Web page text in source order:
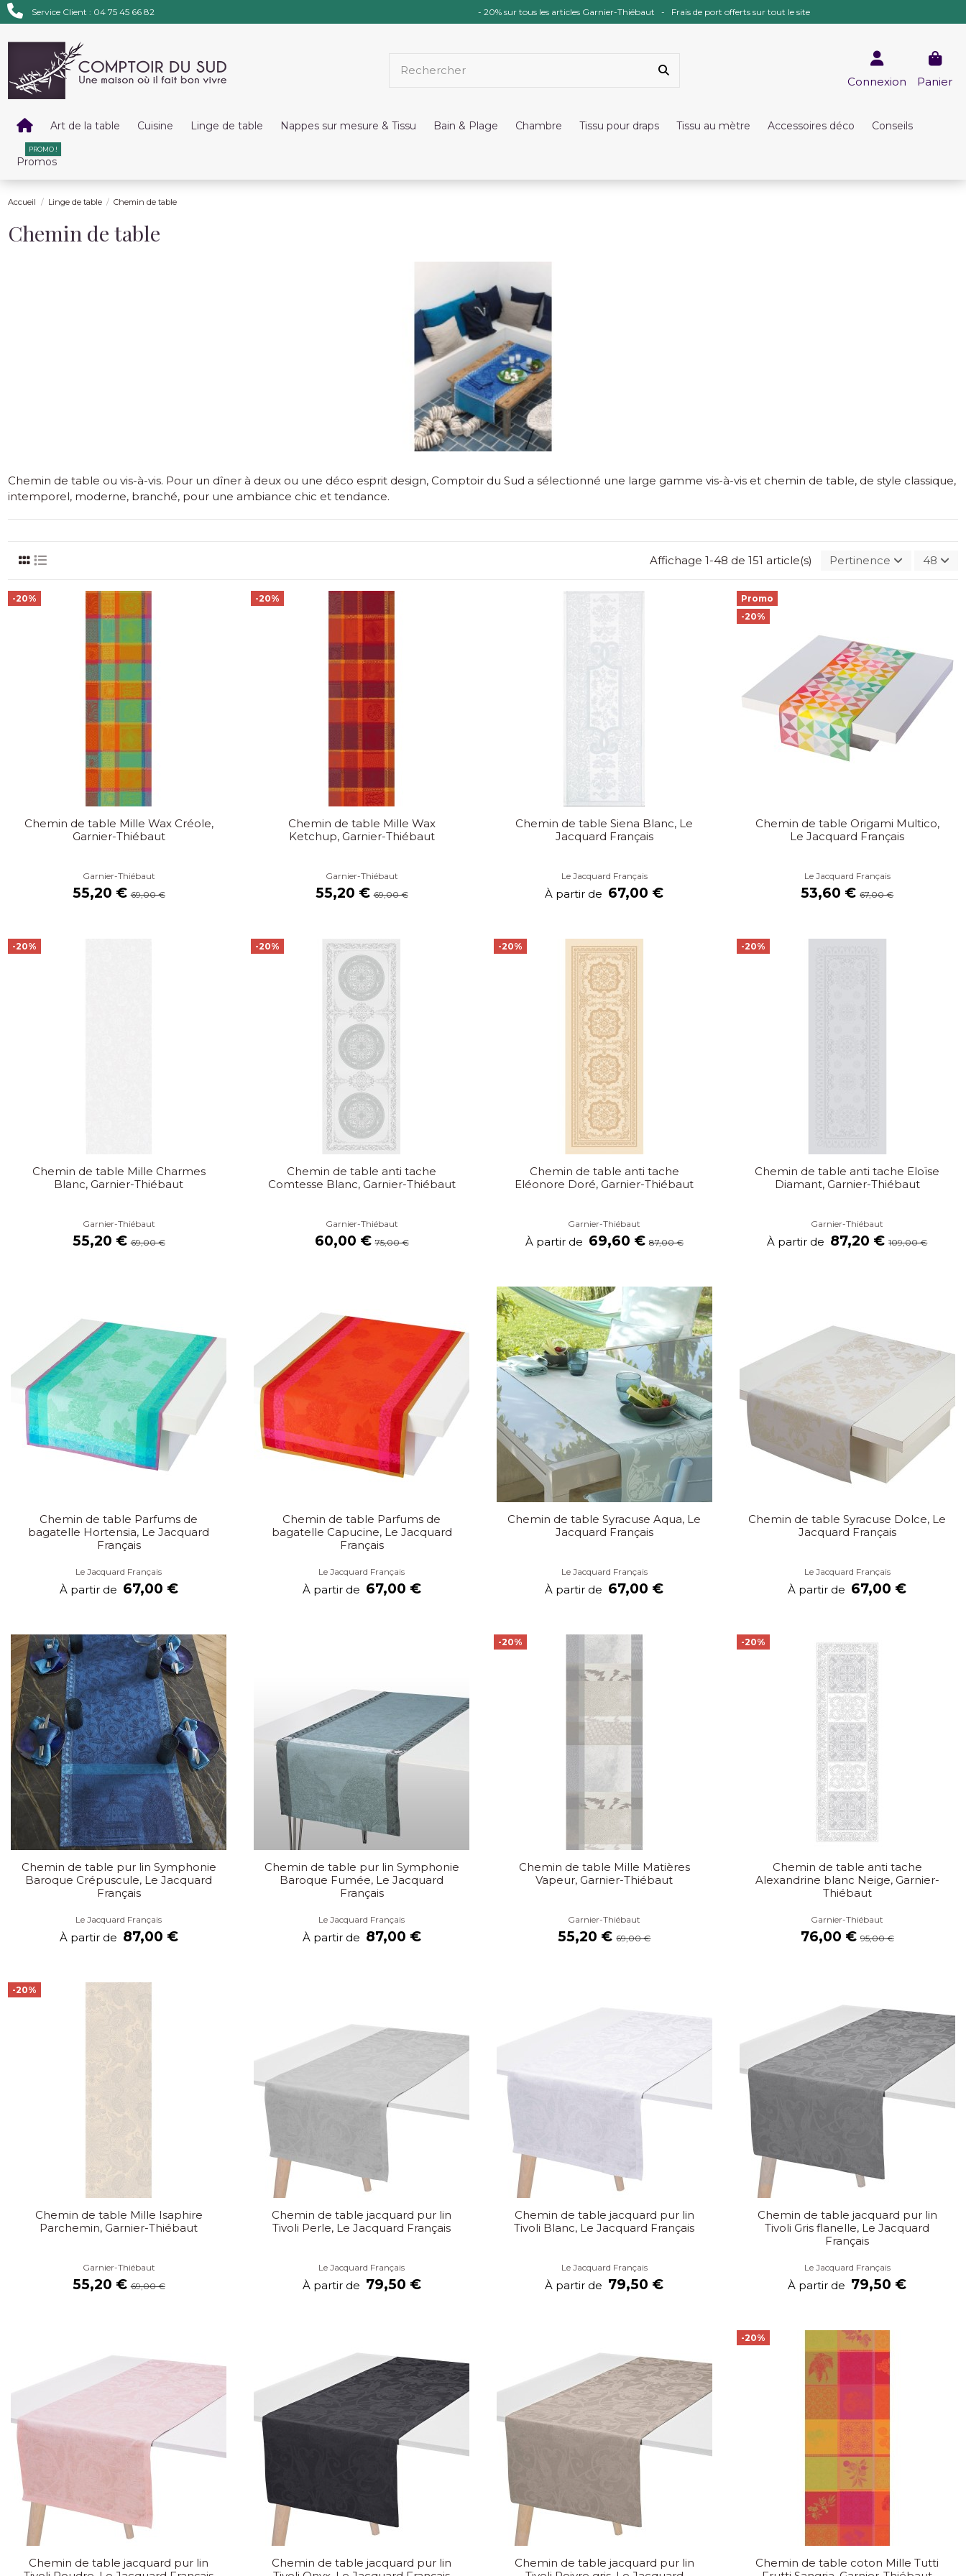
Service Client : 04 75 45 66 82 - 20% sur tous les articles Garnier-Thiébaut - Frais de port offerts sur tout le site
Connexion Panier
Art de la table Cuisine Linge de table Nappes sur mesure & Tissu Bain & Plage Chambre Tissu pour draps Tissu au mètre Accessoires déco Conseils
Promos
PROMO !
Accueil Linge de table Chemin de table
Chemin de table
Chemin de table ou vis-à-vis. Pour un dîner à deux ou une déco esprit design, Comptoir du Sud a sélectionné une large gamme vis-à-vis et chemin de table, de style classique,
intemporel, moderne, branché, pour une ambiance chic et tendance.
Affichage 1-48 de 151 article(s) Pertinence 48
-20%
Chemin de table Mille Wax Créole,
Garnier-Thiébaut
Garnier-Thiébaut
55,20 €69,00 €
-20%
Chemin de table Mille Wax
Ketchup, Garnier-Thiébaut
Garnier-Thiébaut
55,20 €69,00 €
Chemin de table Siena Blanc, Le
Jacquard Français
Le Jacquard Français
À partir de 67,00 €
Promo
-20%
Chemin de table Origami Multico,
Le Jacquard Français
Le Jacquard Français
53,60 €67,00 €
-20%
Chemin de table Mille Charmes
Blanc, Garnier-Thiébaut
Garnier-Thiébaut
55,20 €69,00 €
-20%
Chemin de table anti tache
Comtesse Blanc, Garnier-Thiébaut
Garnier-Thiébaut
60,00 €75,00 €
-20%
Chemin de table anti tache
Eléonore Doré, Garnier-Thiébaut
Garnier-Thiébaut
À partir de 69,60 € 87,00 €
-20%
Chemin de table anti tache Eloïse
Diamant, Garnier-Thiébaut
Garnier-Thiébaut
À partir de 87,20 €109,00 €
Chemin de table Parfums de
bagatelle Hortensia, Le Jacquard
Français
Le Jacquard Français
À partir de 67,00 €
Chemin de table Parfums de
bagatelle Capucine, Le Jacquard
Français
Le Jacquard Français
À partir de 67,00 €
Chemin de table Syracuse Aqua, Le
Jacquard Français
Le Jacquard Français
À partir de 67,00 €
Chemin de table Syracuse Dolce, Le
Jacquard Français
Le Jacquard Français
À partir de 67,00 €
Chemin de table pur lin Symphonie
Baroque Crépuscule, Le Jacquard
Français
Le Jacquard Français
À partir de 87,00 €
Chemin de table pur lin Symphonie
Baroque Fumée, Le Jacquard
Français
Le Jacquard Français
À partir de 87,00 €
-20%
Chemin de table Mille Matières
Vapeur, Garnier-Thiébaut
Garnier-Thiébaut
55,20 €69,00 €
-20%
Chemin de table anti tache
Alexandrine blanc Neige, Garnier-
Thiébaut
Garnier-Thiébaut
76,00 €95,00 €
-20%
Chemin de table Mille Isaphire
Parchemin, Garnier-Thiébaut
Garnier-Thiébaut
55,20 €69,00 €
Chemin de table jacquard pur lin
Tivoli Perle, Le Jacquard Français
Le Jacquard Français
À partir de 79,50 €
Chemin de table jacquard pur lin
Tivoli Blanc, Le Jacquard Français
Le Jacquard Français
À partir de 79,50 €
Chemin de table jacquard pur lin
Tivoli Gris flanelle, Le Jacquard
Français
Le Jacquard Français
À partir de 79,50 €
Chemin de table jacquard pur lin
Chemin de table jacquard pur lin
Chemin de table jacquard pur lin
-20%
Chemin de table coton Mille Tutti